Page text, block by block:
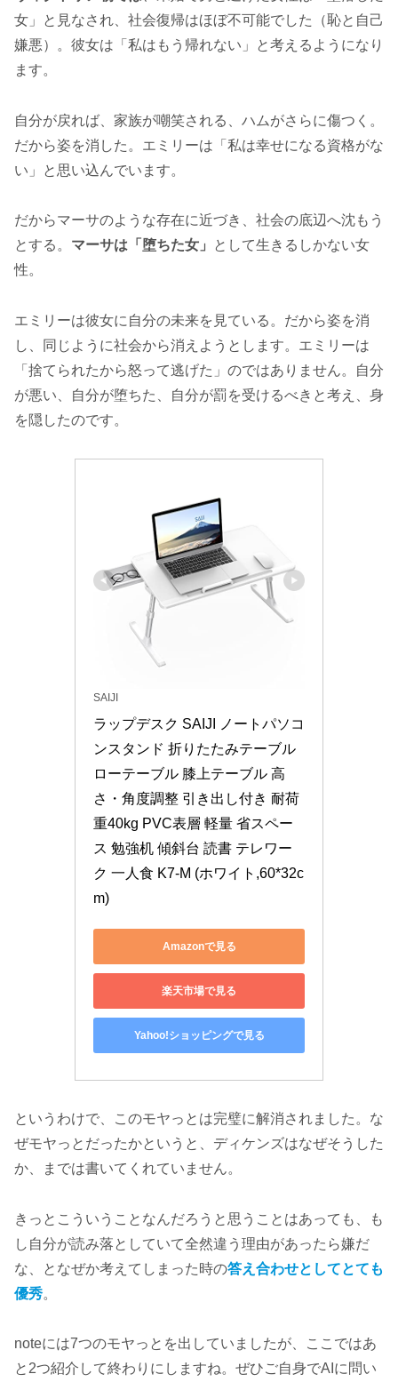
女」と見なされ、社会復帰はほぼ不可能でした（恥と自己
嫌悪）。彼女は「私はもう帰れない」と考えるようになり
ます。
自分が戻れば、家族が嘲笑される、ハムがさらに傷つく。
だから姿を消した。エミリーは「私は幸せになる資格がな
い」と思い込んでいます。
だからマーサのような存在に近づき、社会の底辺へ沈もう
とする。 マーサは「堕ちた女」
として生きるしかない女
性。
エミリーは彼女に自分の未来を見ている。だから姿を消
し、同じように社会から消えようとします。エミリーは
「捨てられたから怒って逃げた」のではありません。自分
が悪い、自分が堕ちた、自分が罰を受けるべきと考え、身
を隠したのです。
SAIJI
ラップデスク SAIJI ノートパソコ
ンスタンド 折りたたみテーブル
ローテーブル 膝上テーブル 高
さ・角度調整 引き出し付き 耐荷
重40kg PVC表層 軽量 省スペー
ス 勉強机 傾斜台 読書 テレワー
ク 一人食 K7-M (ホワイト,60*32c
m)
Amazonで見る
楽天市場で見る
Yahoo!ショッピングで見る
というわけで、このモヤっとは完璧に解消されました。な
ぜモヤっとだったかというと、ディケンズはなぜそうした
か、までは書いてくれていません。
きっとこういうことなんだろうと思うことはあっても、も
し自分が読み落としていて全然違う理由があったら嫌だ
な、となぜか考えてしまった時の答え合わせとしてとても
優秀。
noteには7つのモヤっとを出していましたが、ここではあ
と2つ紹介して終わりにしますね。ぜひご自身でAIに問い